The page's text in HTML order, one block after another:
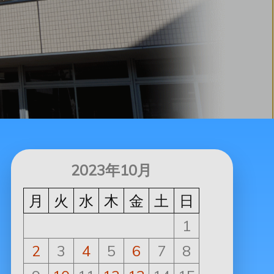
2023年10月
月
火 水 木 金 土
日
1
2
3 4 5 6 7
8